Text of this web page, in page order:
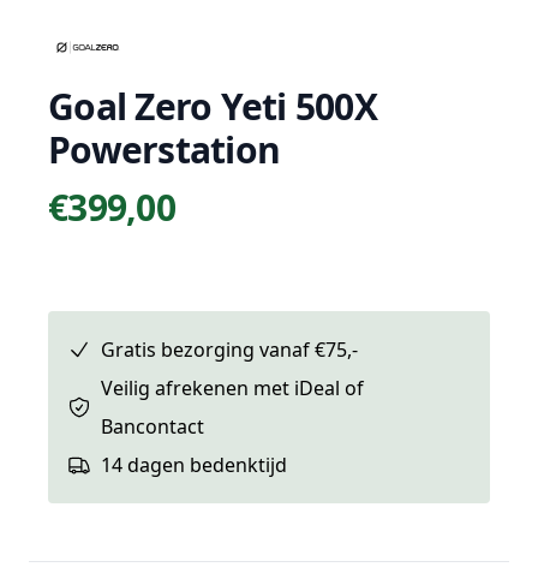
Goal Zero Yeti 500X
Powerstation
Prijs
€399,00
Gratis bezorging vanaf €75,-
Veilig afrekenen met iDeal of
Bancontact
14 dagen bedenktijd